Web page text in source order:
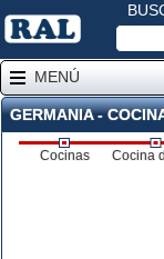
MENÚ
GERMANIA -
Cocinas Cocina